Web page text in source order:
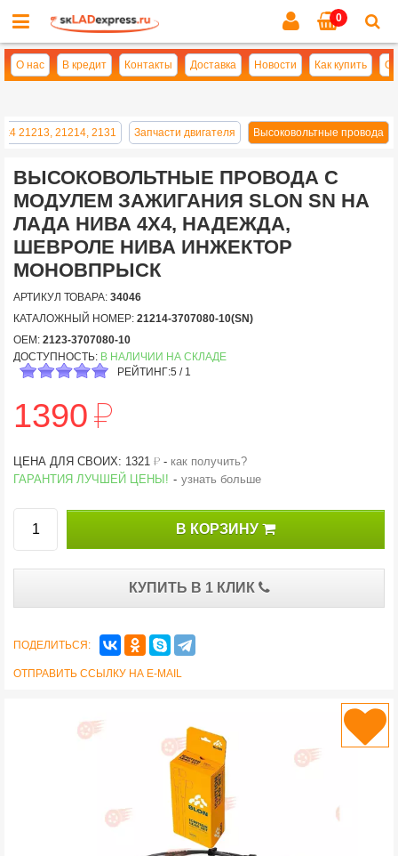
0
О нас В кредит Контакты Доставка Новости Как купить
21213, 21214, 2131 Запчасти двигателя Высоковольтные провода
ВЫСОКОВОЛЬТНЫЕ ПРОВОДА С
МОДУЛЕМ ЗАЖИГАНИЯ SLON SN НА
ЛАДА НИВА 4Х4, НАДЕЖДА,
ШЕВРОЛЕ НИВА ИНЖЕКТОР
МОНОВПРЫСК
АРТИКУЛ ТОВАРА: 34046
КАТАЛОЖНЫЙ НОМЕР: 21214-3707080-10(SN)
OEM: 2123-3707080-10
ДОСТУПНОСТЬ: В НАЛИЧИИ НА СКЛАДЕ
РЕЙТИНГ:5 / 1
1390й
ЦЕНА ДЛЯ СВОИХ: 1321 й - как получить?
ГАРАНТИЯ ЛУЧШЕЙ ЦЕНЫ! - узнать больше
В КОРЗИНУ
КУПИТЬ В 1 КЛИК
ПОДЕЛИТЬСЯ:
ОТПРАВИТЬ ССЫЛКУ НА E-MAIL